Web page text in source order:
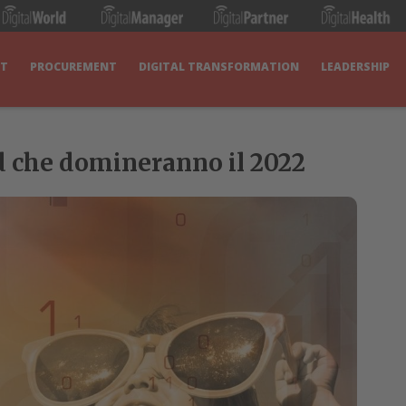
PROCUREMENT DIGITAL TRANSFORMATION LEADERSHIP
domineranno il 2022